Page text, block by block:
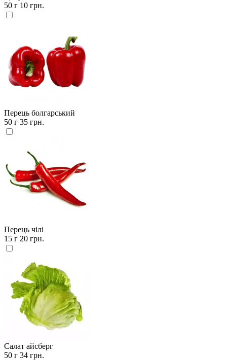
50 г 10 грн.
Перець болгарський
50 г 35 грн.
Перець чілі
15 г 20 грн.
Салат айсберг
50 г 34 грн.